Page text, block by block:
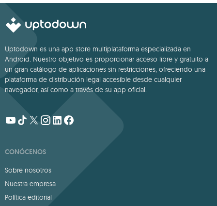
Uptodown es una app store multiplataforma especializada en
Android. Nuestro objetivo es proporcionar acceso libre y gratuito a
un gran catálogo de aplicaciones sin restricciones, ofreciendo una
plataforma de distribución legal accesible desde cualquier
navegador, así como a través de su app oficial.
CONÓCENOS
Sobre nosotros
Nuestra empresa
Política editorial